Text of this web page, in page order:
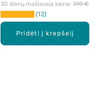
Pridėti į krepšelį
30 dienų mažiausia kaina: 7,99 €
12